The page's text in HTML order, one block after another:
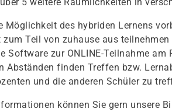
Möglichkeit des hybriden Lernens
zum Teil von zuhause aus
Software zur ONLINE-Teilnahme am
Abständen finden Treffen bzw.
und die anderen Schüler zu
können Sie gern unsere